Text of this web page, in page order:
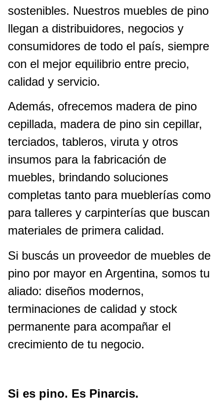
sostenibles. Nuestros muebles de pino
llegan a distribuidores, negocios y
consumidores de todo el país, siempre
con el mejor equilibrio entre precio,
calidad y servicio.
Además, ofrecemos madera de pino
cepillada, madera de pino sin cepillar,
terciados, tableros, viruta y otros
insumos para la fabricación de
muebles, brindando soluciones
completas tanto para mueblerías como
para talleres y carpinterías que buscan
materiales de primera calidad.
Si buscás un proveedor de muebles de
pino por mayor en Argentina, somos tu
aliado: diseños modernos,
terminaciones de calidad y stock
permanente para acompañar el
crecimiento de tu negocio.
Si es pino. Es Pinarcis.